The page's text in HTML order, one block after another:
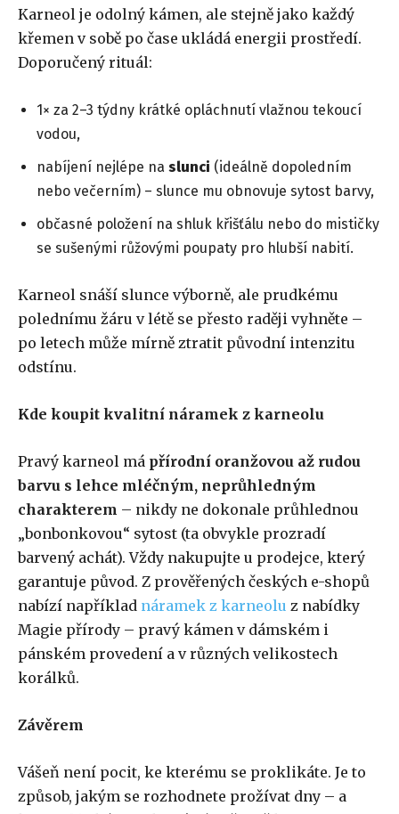
Karneol je odolný kámen, ale stejně jako každý
křemen v sobě po čase ukládá energii prostředí.
Doporučený rituál:
1× za 2–3 týdny krátké opláchnutí vlažnou tekoucí
vodou,
nabíjení nejlépe na slunci (ideálně dopoledním
nebo večerním) – slunce mu obnovuje sytost barvy,
občasné položení na shluk křišťálu nebo do mističky
se sušenými růžovými poupaty pro hlubší nabití.
Karneol snáší slunce výborně, ale prudkému
polednímu žáru v létě se přesto raději vyhněte –
po letech může mírně ztratit původní intenzitu
odstínu.
Kde koupit kvalitní náramek z karneolu
Pravý karneol má přírodní oranžovou až rudou
barvu s lehce mléčným, neprůhledným
charakterem – nikdy ne dokonale průhlednou
„bonbonkovou“ sytost (ta obvykle prozradí
barvený achát). Vždy nakupujte u prodejce, který
garantuje původ. Z prověřených českých e-shopů
nabízí například náramek z karneolu z nabídky
Magie přírody – pravý kámen v dámském i
pánském provedení a v různých velikostech
korálků.
Závěrem
Vášeň není pocit, ke kterému se proklikáte. Je to
způsob, jakým se rozhodnete prožívat dny – a